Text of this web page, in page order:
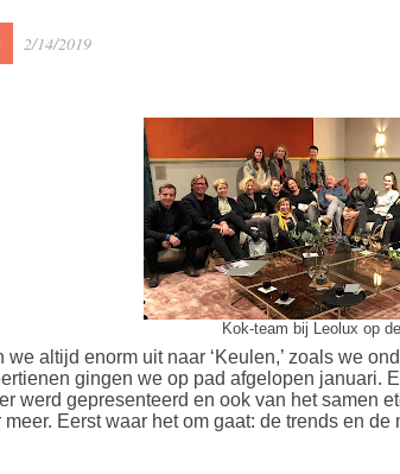
2/14/2019
Kok-team bij Leolux op
we altijd enorm uit naar ‘Keulen,’ zoals we
gingen we op pad afgelopen januari.
werd gepresenteerd en ook van het samen
meer. Eerst waar het om gaat: de trends en